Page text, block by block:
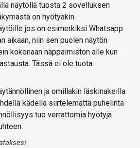
näytöllä tuosta 2 sovelluksen
on hyötyäkin.
jos on esimerkiksi Whatsapp
aikaan, niin sen puolen näytön
kokonaan näppäimistön alle kun
Tässä ei ole tuota
ja omillakin läskinakeilla
kädellä siirtelemättä puhelinta
tuo verrattomia hyötyjä